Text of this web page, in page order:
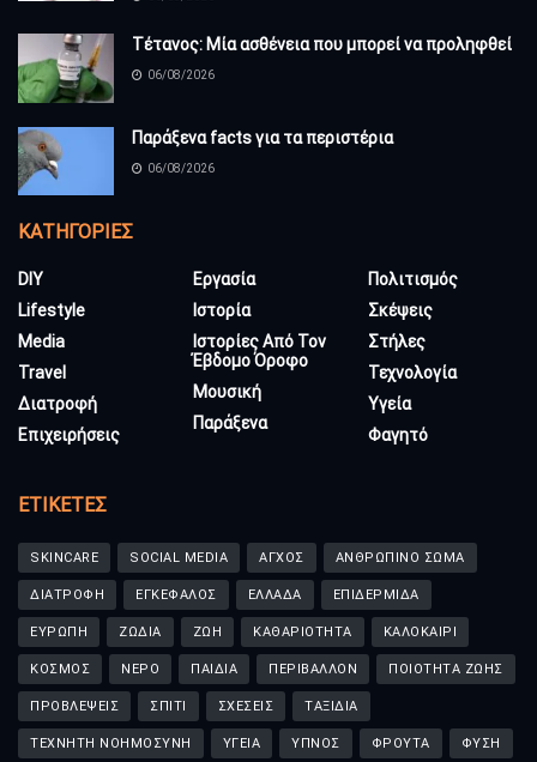
Τέτανος: Μία ασθένεια που μπορεί να προληφθεί
06/08/2026
Παράξενα facts για τα περιστέρια
06/08/2026
KΑΤΗΓΟΡΊΕΣ
DIY
Lifestyle
Media
Travel
Διατροφή
Επιχειρήσεις
Εργασία
Ιστορία
Ιστορίες Από Τον
Έβδομο Όροφο
Μουσική
Παράξενα
Πολιτισμός
Σκέψεις
Στήλες
Τεχνολογία
Υγεία
Φαγητό
ΕΤΙΚΈΤΕΣ
SKINCARE SOCIAL MEDIA ΑΓΧΟΣ ΑΝΘΡΩΠΙΝΟ ΣΩΜΑ
ΔΙΑΤΡΟΦΗ ΕΓΚΕΦΑΛΟΣ ΕΛΛΑΔΑ ΕΠΙΔΕΡΜΙΔΑ
ΕΥΡΩΠΗ ΖΩΔΙΑ ΖΩΗ ΚΑΘΑΡΙΟΤΗΤΑ ΚΑΛΟΚΑΙΡΙ
ΚΟΣΜΟΣ ΝΕΡΟ ΠΑΙΔΙΑ ΠΕΡΙΒΑΛΛΟΝ ΠΟΙΟΤΗΤΑ ΖΩΗΣ
ΠΡΟΒΛΕΨΕΙΣ ΣΠΙΤΙ ΣΧΕΣΕΙΣ ΤΑΞΙΔΙΑ
ΤΕΧΝΗΤΗ ΝΟΗΜΟΣΥΝΗ ΥΓΕΙΑ ΥΠΝΟΣ ΦΡΟΥΤΑ ΦΥΣΗ